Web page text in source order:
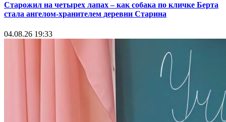
Старожил на четырех лапах – как собака по кличке Берта
стала ангелом-хранителем деревни Старина
04.08.26 19:33